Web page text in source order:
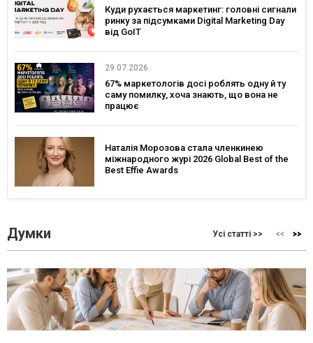
Куди рухається маркетинг: головні сигнали
ринку за підсумками Digital Marketing Day
від GoIT
29.07.2026
67% маркетологів досі роблять одну й ту
саму помилку, хоча знають, що вона не
працює
Наталія Морозова стала членкинею
міжнародного журі 2026 Global Best of the
Best Effie Awards
Думки Усі статті >>